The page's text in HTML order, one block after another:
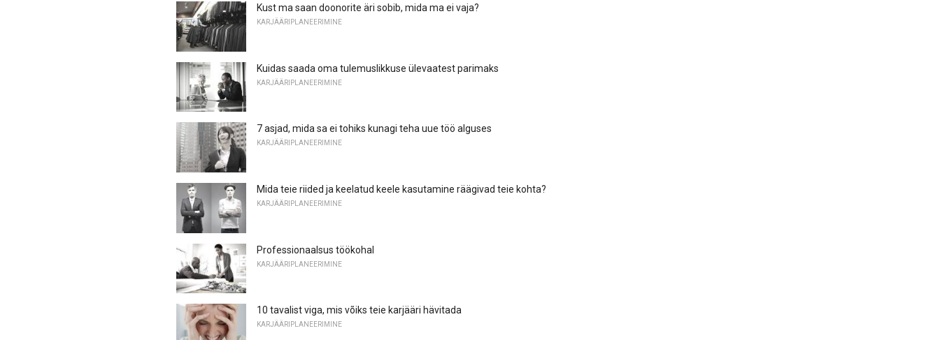
Kust ma saan doonorite äri sobib, mida ma ei vaja?
KARJÄÄRIPLANEERIMINE
Kuidas saada oma tulemuslikkuse ülevaatest parimaks
KARJÄÄRIPLANEERIMINE
7 asjad, mida sa ei tohiks kunagi teha uue töö alguses
KARJÄÄRIPLANEERIMINE
Mida teie riided ja keelatud keele kasutamine räägivad teie kohta?
KARJÄÄRIPLANEERIMINE
Professionaalsus töökohal
KARJÄÄRIPLANEERIMINE
10 tavalist viga, mis võiks teie karjääri hävitada
KARJÄÄRIPLANEERIMINE